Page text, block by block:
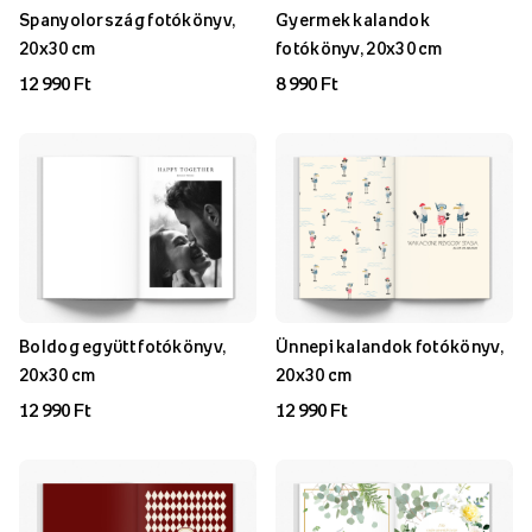
Spanyolország fotókönyv,
20x30 cm
12 990 Ft
Gyermek kalandok
fotókönyv, 20x30 cm
8 990 Ft
Boldog együtt fotókönyv,
20x30 cm
12 990 Ft
Ünnepi kalandok fotókönyv,
20x30 cm
12 990 Ft